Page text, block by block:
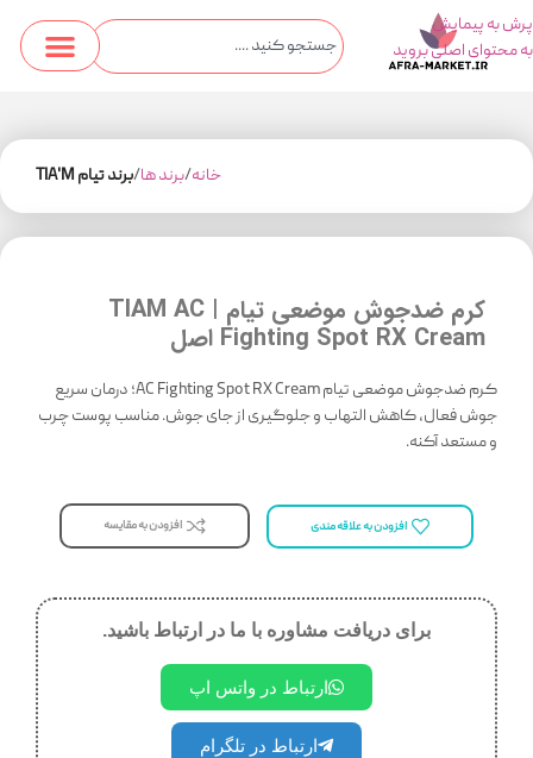
پرش به پیمایش
به محتوای اصلی بروید
خانه برند ها برند تیام TIA'M
کرم ضدجوش موضعی تیام | TIAM AC
Fighting Spot RX Cream اصل
کرم ضدجوش موضعی تیام AC Fighting Spot RX Cream؛ درمان سریع
جوش فعال، کاهش التهاب و جلوگیری از جای جوش. مناسب پوست چرب
و مستعد آکنه.
افزودن به علاقه مندی افزودن به مقایسه
برای دریافت مشاوره با ما در ارتباط باشید.
ارتباط در واتس اپ
ارتباط در تلگرام